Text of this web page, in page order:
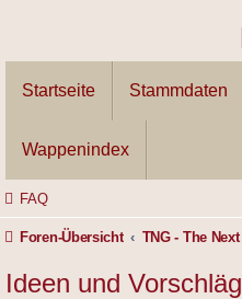
Startseite Stammdaten
Wappenindex
FAQ
Foren-Übersicht TNG - The
Ideen und